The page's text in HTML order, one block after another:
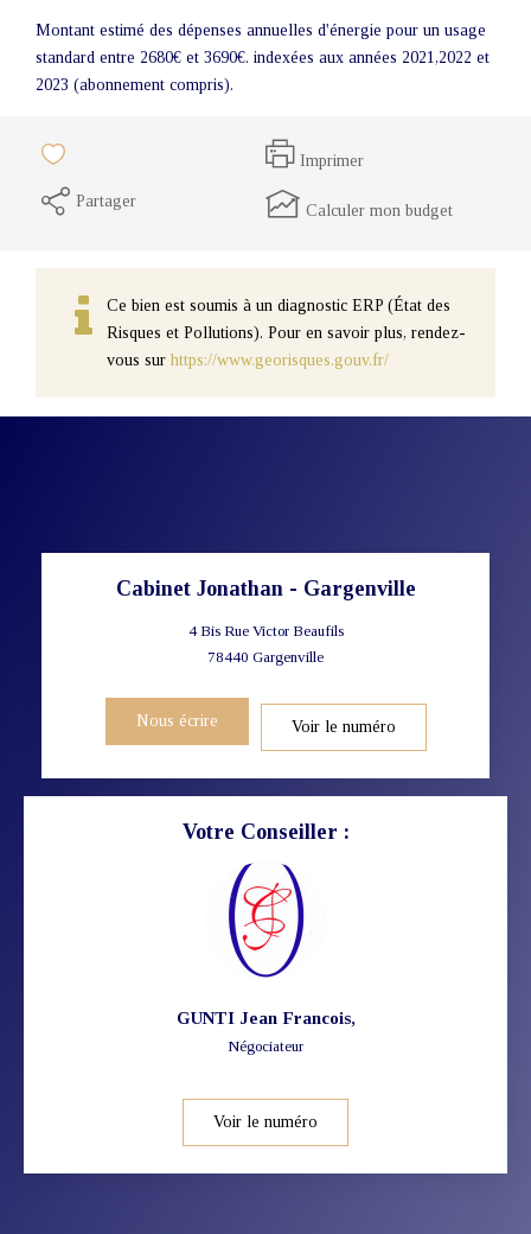
Montant estimé des dépenses annuelles d'énergie pour un usage
standard entre 2680€ et 3690€. indexées aux années 2021,2022 et
2023 (abonnement compris).
Imprimer
Partager
Calculer mon budget
Ce bien est soumis à un diagnostic ERP (État des
Risques et Pollutions). Pour en savoir plus, rendez-
vous sur https://www.georisques.gouv.fr/
Cabinet Jonathan - Gargenville
4 Bis Rue Victor Beaufils
78440 Gargenville
Nous écrire Voir le numéro
Votre Conseiller :
GUNTI Jean Francois,
Négociateur
Voir le numéro